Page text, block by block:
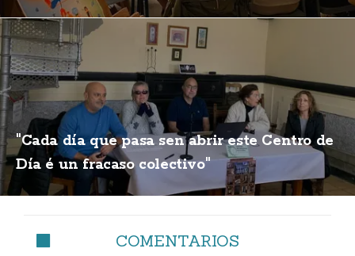
"Cada día que pasa sen abrir este Centro de
Día é un fracaso colectivo"
COMENTARIOS